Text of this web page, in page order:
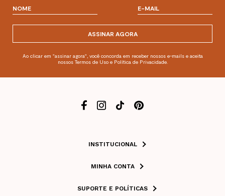
ASSINAR AGORA
Ao clicar em "assinar agora", você concorda em receber nossos e-mails e aceita
nossos Termos de Uso e Política de Privacidade.
INSTITUCIONAL
MINHA CONTA
SUPORTE E POLÍTICAS